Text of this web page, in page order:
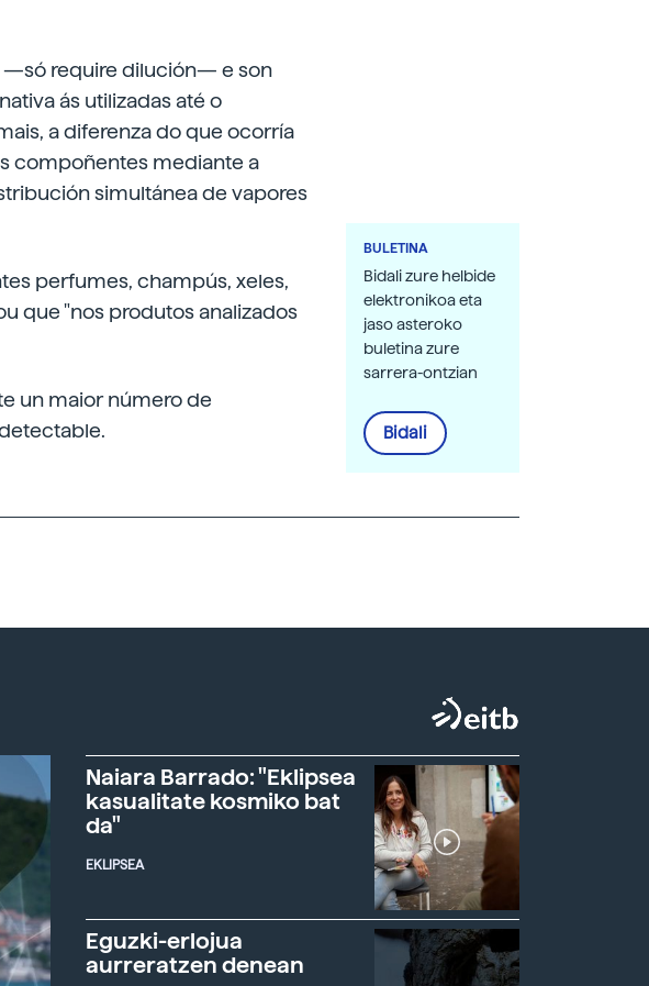
—só require dilución— e son
ás utilizadas até o
a diferenza do que ocorría
compoñentes mediante a
simultánea de vapores
perfumes, champús, xeles,
que "nos produtos analizados
un maior número de
BULETINA
Bidali zure helbide
elektronikoa eta
jaso asteroko
buletina zure
sarrera-ontzian
Bidali
Naiara Barrado: "Eklipsea
kasualitate kosmiko bat
da"
EKLIPSEA
Eguzki-erlojua
aurreratzen denean